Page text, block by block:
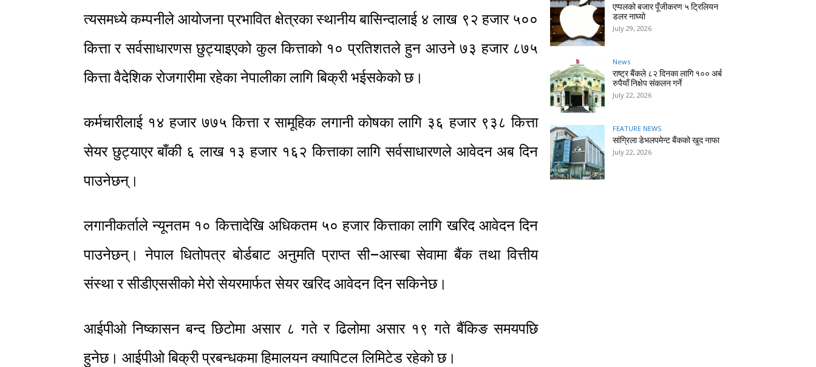
त्यसमध्ये कम्पनीले आयोजना प्रभावित क्षेत्रका स्थानीय बासिन्दालाई ४ लाख ९२ हजार ५००
कित्ता र सर्वसाधारणस छुट्याइएको कुल कित्ताको १० प्रतिशतले हुन आउने ७३ हजार ८७५
कित्ता वैदेशिक रोजगारीमा रहेका नेपालीका लागि बिक्री भईसकेको छ।
कर्मचारीलाई १४ हजार ७७५ कित्ता र सामूहिक लगानी कोषका लागि ३६ हजार ९३८ कित्ता
सेयर छुट्याएर बाँकी ६ लाख १३ हजार १६२ कित्ताका लागि सर्वसाधारणले आवेदन अब दिन
पाउनेछन्।
लगानीकर्ताले न्यूनतम १० कित्तादेखि अधिकतम ५० हजार कित्ताका लागि खरिद आवेदन दिन
पाउनेछन्। नेपाल धितोपत्र बोर्डबाट अनुमति प्राप्त सी–आस्बा सेवामा बैंक तथा वित्तीय
संस्था र सीडीएससीको मेरो सेयरमार्फत सेयर खरिद आवेदन दिन सकिनेछ।
आईपीओ निष्कासन बन्द छिटोमा असार ८ गते र ढिलोमा असार १९ गते बैंकिङ समयपछि
हुनेछ। आईपीओ बिक्री प्रबन्धकमा हिमालयन क्यापिटल लिमिटेड रहेको छ।
एप्पलको बजार पूँजीकरण ५ ट्रिलियन
डलर नाघ्यो
July 29, 2026
News
राष्ट्र बैंकले ८२ दिनका लागि १०० अर्ब
रुपैयाँ निक्षेप संकलन गर्ने
July 22, 2026
FEATURE NEWS
सांग्रिला डेभलपमेन्ट बैंकको खुद नाफा
July 22, 2026